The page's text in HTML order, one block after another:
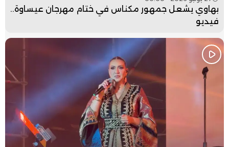
بهاوي يشعل جمهور مكناس في ختام مهرجان عيساوة..
فيديو